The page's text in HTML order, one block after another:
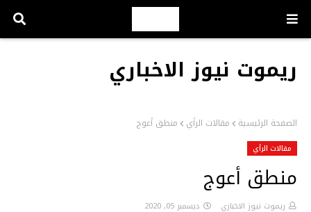
ريموت نيوز الاخباري
الصفحة الرئيسية مقالات الرأي منطق أعوج
مقالات الرأي
منطق أعوج
ريموت نيوز الاخباري ديسمبر 05, 2020